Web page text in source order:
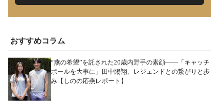
おすすめコラム
“燕の希望”を託された20歳内野手の素顔――「キャッチ
ボールを大事に」田中陽翔、レジェンドとの繋がりと歩
み【しのの応燕レポート】